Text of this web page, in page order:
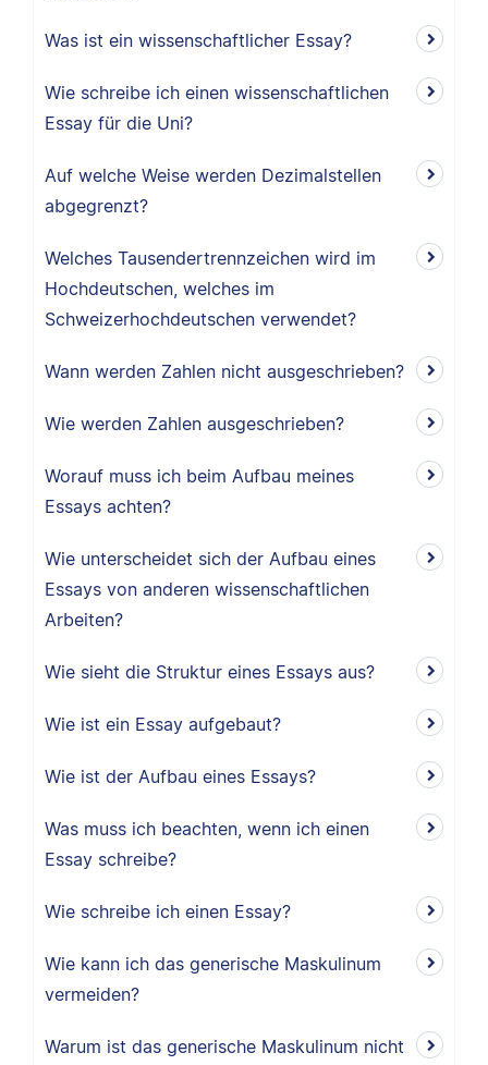
Was ist ein wissenschaftlicher Essay?
Wie schreibe ich einen wissenschaftlichen
Essay für die Uni?
Auf welche Weise werden Dezimalstellen
abgegrenzt?
Welches Tausendertrennzeichen wird im
Hochdeutschen, welches im
Schweizerhochdeutschen verwendet?
Wann werden Zahlen nicht ausgeschrieben?
Wie werden Zahlen ausgeschrieben?
Worauf muss ich beim Aufbau meines
Essays achten?
Wie unterscheidet sich der Aufbau eines
Essays von anderen wissenschaftlichen
Arbeiten?
Wie sieht die Struktur eines Essays aus?
Wie ist ein Essay aufgebaut?
Wie ist der Aufbau eines Essays?
Was muss ich beachten, wenn ich einen
Essay schreibe?
Wie schreibe ich einen Essay?
Wie kann ich das generische Maskulinum
vermeiden?
Warum ist das generische Maskulinum nicht